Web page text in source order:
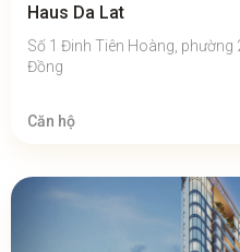
Haus Da Lat
Số 1 Đinh Tiên Hoàng, phường
Đồng
Căn hộ